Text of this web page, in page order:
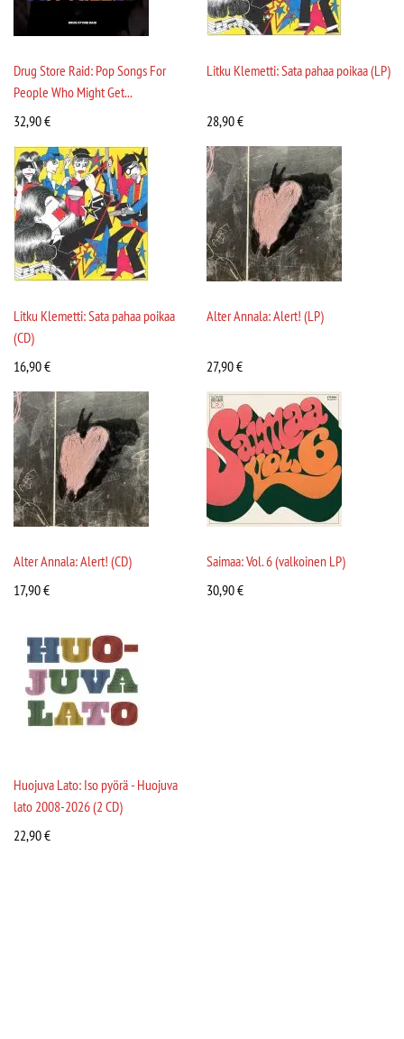
Drug Store Raid: Pop Songs For
People Who Might Get...
32,90€
Litku Klemetti: Sata pahaa poikaa (LP)
28,90€
Litku Klemetti: Sata pahaa poikaa
(CD)
16,90€
Alter Annala: Alert! (LP)
27,90€
Alter Annala: Alert! (CD)
17,90€
Saimaa: Vol. 6 (valkoinen LP)
30,90€
Huojuva Lato: Iso pyörä - Huojuva
lato 2008-2026 (2 CD)
22,90€